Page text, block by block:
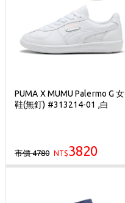
PUMA X MUMU Palermo G 女
鞋(無釘) #313214-01 ,白
市價 4780 NT$3820